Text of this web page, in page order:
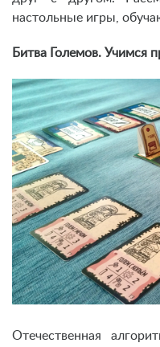
настольные игры,
Битва Големов. Учимся
Отечественная